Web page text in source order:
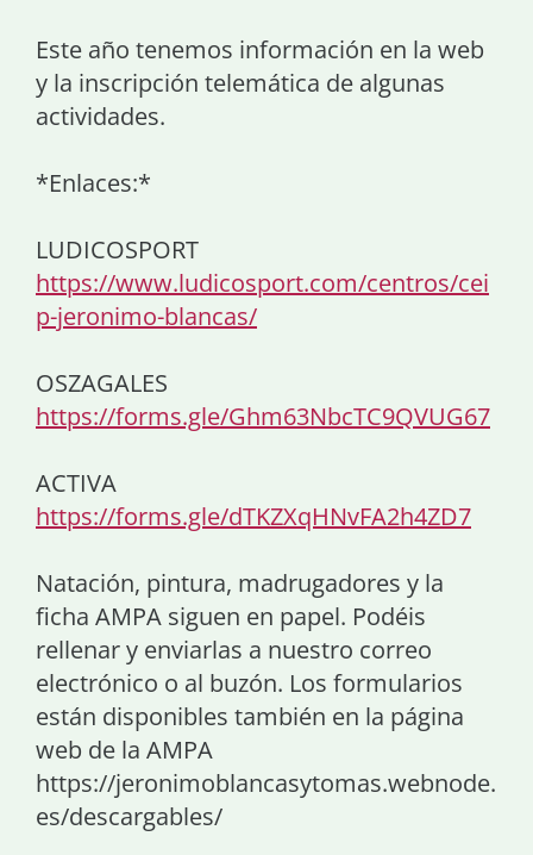
Este año tenemos información en la web
y la inscripción telemática de algunas
actividades.
*Enlaces:*
LUDICOSPORT
https://www.ludicosport.com/centros/cei
p-jeronimo-blancas/
OSZAGALES
https://forms.gle/Ghm63NbcTC9QVUG67
ACTIVA
https://forms.gle/dTKZXqHNvFA2h4ZD7
Natación, pintura, madrugadores y la
ficha AMPA siguen en papel. Podéis
rellenar y enviarlas a nuestro correo
electrónico o al buzón. Los formularios
están disponibles también en la página
web de la AMPA
https://jeronimoblancasytomas.webnode.
es/descargables/